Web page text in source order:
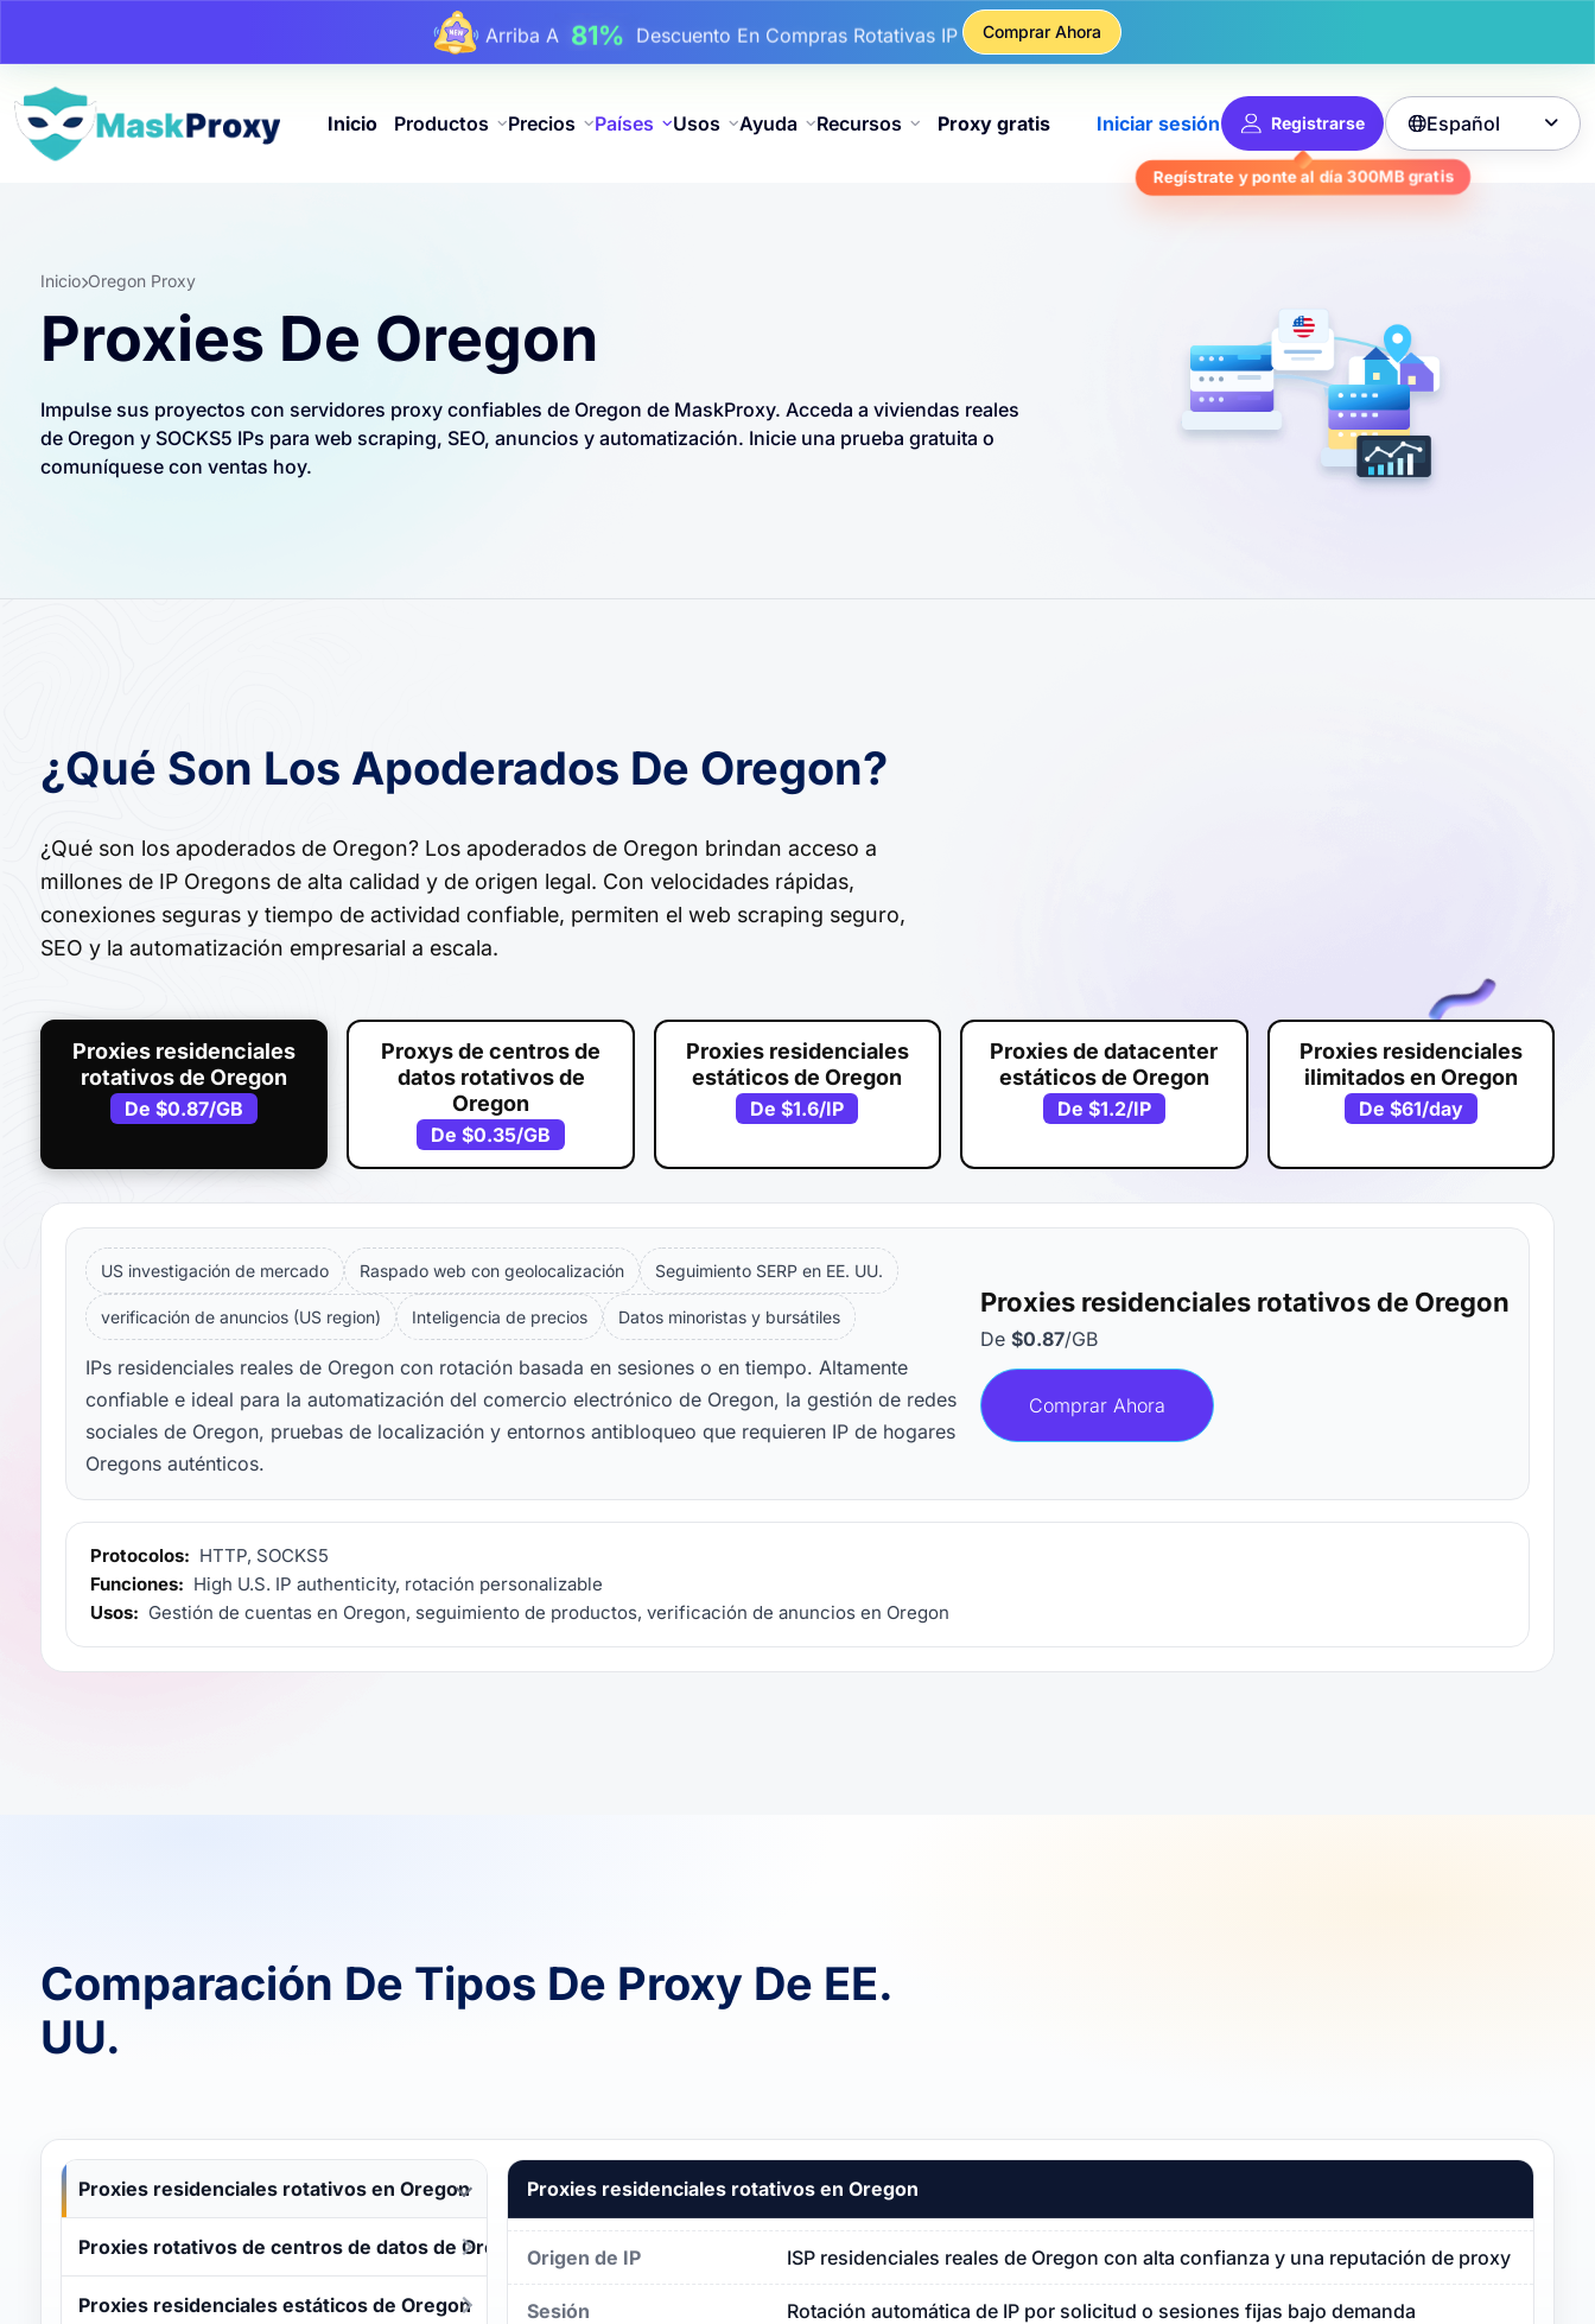
Arriba A 17%De Descuento Adicional En Recargas
Arriba A25%Descuento En Compras Estáticas IP
81%
Comprar Ahora
Inicio Productos Precios Países Usos Ayuda Recursos Proxy gratis Iniciar sesión Registrarse
Regístrate y ponte al día 300MBgratis
Español 
Inicio Oregon Proxy
Proxies De Oregon
Impulse sus proyectos con servidores proxy confiables de Oregon de MaskProxy. Acceda a viviendas reales
de Oregon y SOCKS5 IPs para web scraping, SEO, anuncios y automatización. Inicie una prueba gratuita o
comuníquese con ventas hoy.
¿Qué Son Los Apoderados De Oregon?
¿Qué son los apoderados de Oregon? Los apoderados de Oregon brindan acceso a
millones de IP Oregons de alta calidad y de origen legal. Con velocidades rápidas,
conexiones seguras y tiempo de actividad confiable, permiten el web scraping seguro,
SEO y la automatización empresarial a escala.
Proxies residenciales
rotativos de Oregon
De$0.87/GB
Proxys de centros de
datos rotativos de
Oregon
De$0.35/GB
Proxies residenciales
estáticos de Oregon
De$1.6/IP
Proxies de datacenter
estáticos de Oregon
De $1.2/IP
Proxies residenciales
ilimitados en Oregon
De $61/day
US investigación de mercado Raspado web con geolocalización Seguimiento SERP en EE. UU.
verificación de anuncios (US region) Inteligencia de precios Datos minoristas y bursátiles
IPs residenciales reales de Oregon con rotación basada en sesiones o en tiempo. Altamente
confiable e ideal para la automatización del comercio electrónico de Oregon, la gestión de redes
sociales de Oregon, pruebas de localización y entornos antibloqueo que requieren IP de hogares
Oregons auténticos.
Proxies residenciales rotativos de Oregon
De $0.87/GB
Comprar Ahora
Protocolos: HTTP, SOCKS5
Funciones: High U.S. IP authenticity, rotación personalizable
Usos: Gestión de cuentas en Oregon, seguimiento de productos, verificación de anuncios en Oregon
Comparación De Tipos De Proxy De EE.
UU.
Proxies residenciales rotativos en Oregon
Proxies rotativos de centros de datos de Oregon
Proxies residenciales estáticos de Oregon
Proxies residenciales rotativos en Oregon
Origen de IP ISP residenciales reales de Oregon con alta confianza y una reputación de proxy limpia
Sesión Rotación automática de IP por solicitud o sesiones fijas bajo demanda